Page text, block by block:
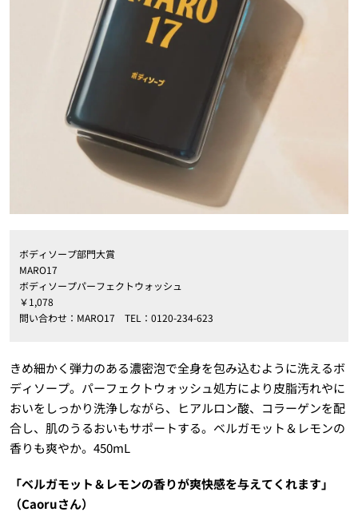
ボディソープ部門大賞
MARO17
ボディソープパーフェクトウォッシュ
￥1,078
問い合わせ：MARO17 TEL：0120-234-623
きめ細かく弾力のある濃密泡で全身を包み込むように洗えるボ
ディソープ。パーフェクトウォッシュ処方により皮脂汚れやに
おいをしっかり洗浄しながら、ヒアルロン酸、コラーゲンを配
合し、肌のうるおいもサポートする。ベルガモット＆レモンの
香りも爽やか。450mL
「ベルガモット＆レモンの香りが爽快感を与えてくれます」
（Caoruさん）